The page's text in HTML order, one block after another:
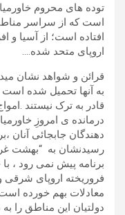
توده های محروم
است که از سراسر
افتاده است؛ از آسیا و
اروپای متحد شده….
قرائن و شواهد نشان
به آنها تحمیل شده
قادر به ترک نیستند
درمانده ی امروزِ
دهندگان جابجائی آنان
رسیدنشان به “بهشت
برنامه پیش نمی رود ،
فروریخته اروپای
معادلات بهم خورده
دولتیان این مناطق را